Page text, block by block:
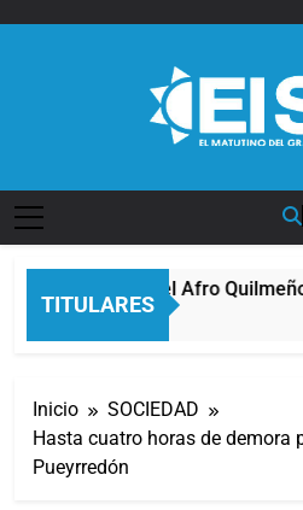
TITULARES
La noche del Afro
13 Horas Atrás
Inicio
SOCIEDAD
Hasta cuatro horas de demora
Pueyrredón